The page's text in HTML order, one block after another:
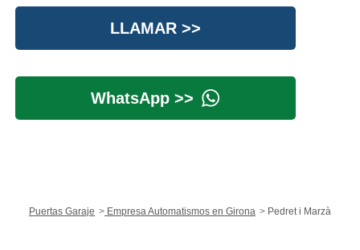
LLAMAR >>
WhatsApp >>
Puertas Garaje Empresa Automatismos en Girona Pedret i Marzà